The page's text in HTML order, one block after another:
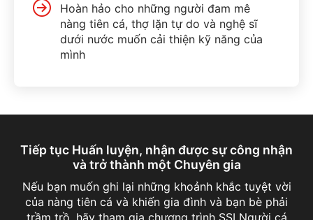
Hoàn hảo cho những người đam mê
nàng tiên cá, thợ lặn tự do và nghệ sĩ
dưới nước muốn cải thiện kỹ năng của
mình
Tiếp tục Huấn luyện, nhận được sự công nhận
và trở thành một Chuyên gia
Nếu bạn muốn ghi lại những khoảnh khắc tuyệt vời
của nàng tiên cá và khiến gia đình và bạn bè phải
trầm trồ, hãy tham gia chương trình SSI Người cá